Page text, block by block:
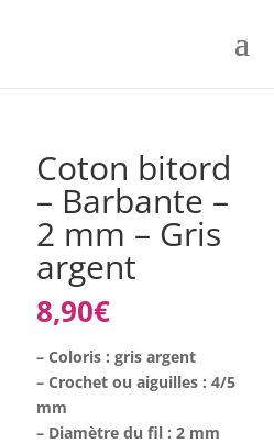
Coton bitord
– Barbante –
2 mm – Gris
argent
8,90€
– Coloris : gris argent
– Crochet ou aiguilles : 4/5
mm
– Diamètre du fil : 2 mm